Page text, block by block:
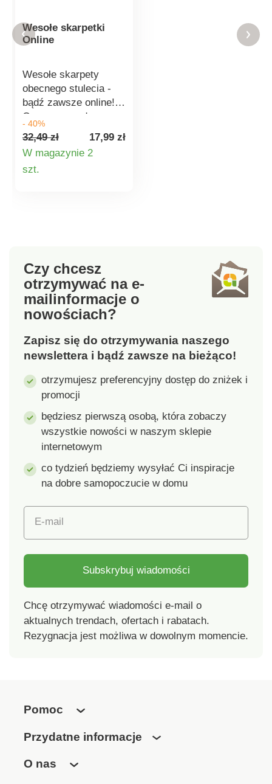
Wesołe skarpetki
Online
Wesołe skarpety
obecnego stulecia -
bądź zawsze online!
Czy masz w domu
uzależnioną od selfie
lub zapalonego
followersa? Dzięki tym
skarpetom na pewno
- 40%
32,49 zł
17,99 zł
W magazynie 2
szt.
Czy chcesz
otrzymywać na e-
mailinformacje o
nowościach?
Zapisz się do otrzymywania naszego
newslettera i bądź zawsze na bieżąco!
otrzymujesz preferencyjny dostęp do zniżek i
promocji
będziesz pierwszą osobą, która zobaczy
wszystkie nowości w naszym sklepie
internetowym
co tydzień będziemy wysyłać Ci inspiracje
na dobre samopoczucie w domu
E-mail
Subskrybuj wiadomości
Chcę otrzymywać wiadomości e-mail o
aktualnych trendach, ofertach i rabatach.
Rezygnacja jest możliwa w dowolnym momencie.
Pomoc
Przydatne informacje
O nas